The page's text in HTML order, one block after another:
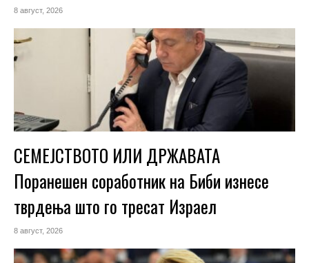
8 август, 2026
СЕМЕЈСТВОТО ИЛИ ДРЖАВАТА
Поранешен соработник на Биби изнесе
тврдења што го тресат Израел
8 август, 2026